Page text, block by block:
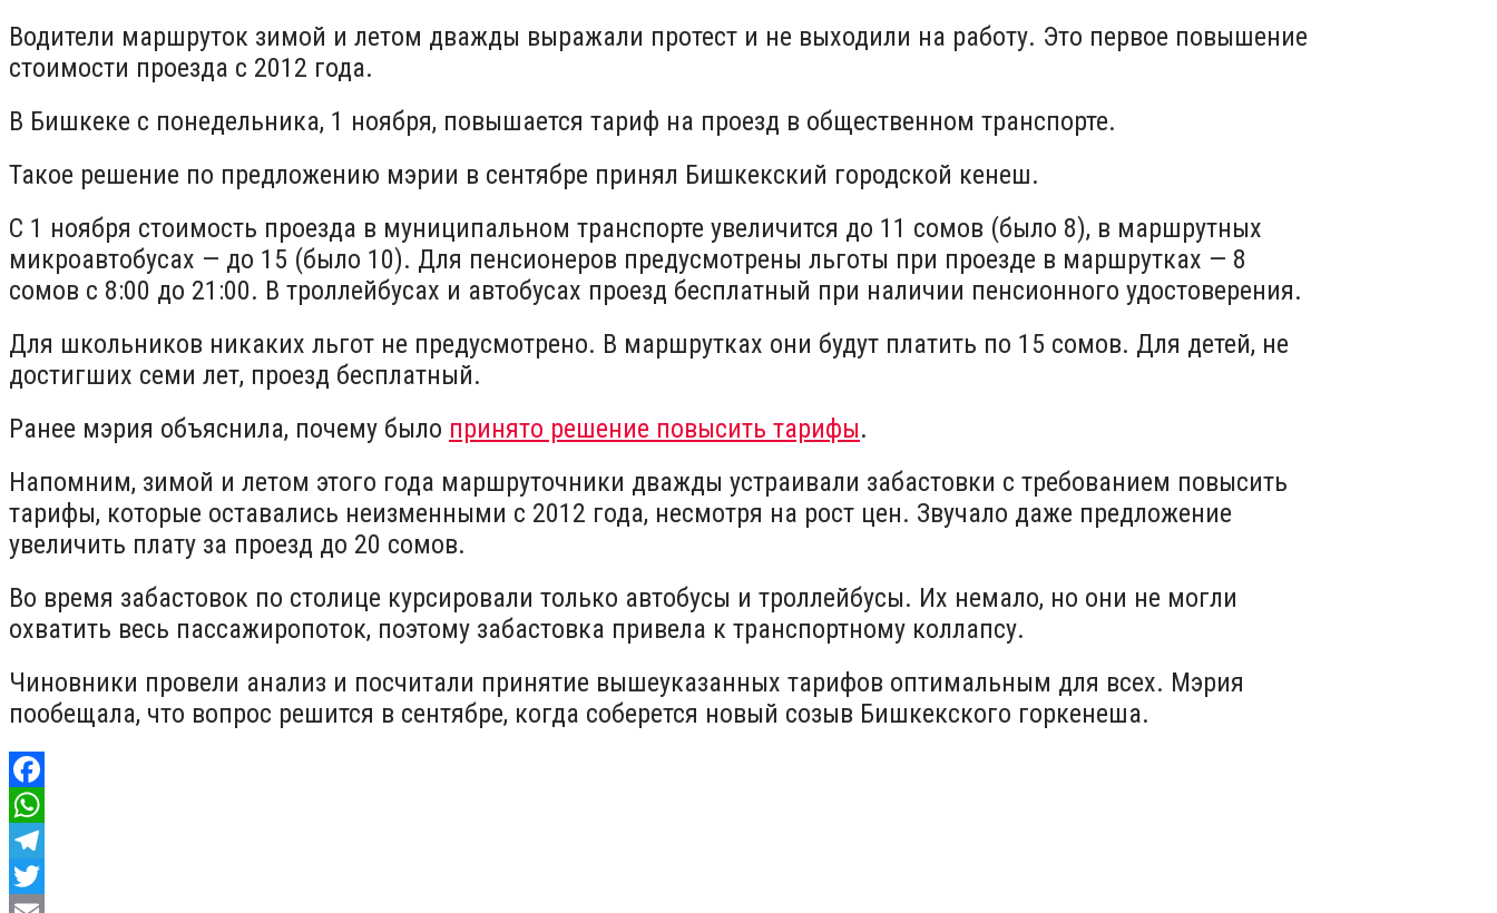
Водители маршруток зимой и летом дважды выражали протест и не выходили на работу. Это первое повышение
стоимости проезда с 2012 года.
В Бишкеке с понедельника, 1 ноября, повышается тариф на проезд в общественном транспорте.
Такое решение по предложению мэрии в сентябре принял Бишкекский городской кенеш.
С 1 ноября стоимость проезда в муниципальном транспорте увеличится до 11 сомов (было 8), в маршрутных
микроавтобусах — до 15 (было 10). Для пенсионеров предусмотрены льготы при проезде в маршрутках — 8
сомов с 8:00 до 21:00. В троллейбусах и автобусах проезд бесплатный при наличии пенсионного удостоверения.
Для школьников никаких льгот не предусмотрено. В маршрутках они будут платить по 15 сомов. Для детей, не
достигших семи лет, проезд бесплатный.
Ранее мэрия объяснила, почему было принято решение повысить тарифы.
Напомним, зимой и летом этого года маршруточники дважды устраивали забастовки с требованием повысить
тарифы, которые оставались неизменными с 2012 года, несмотря на рост цен. Звучало даже предложение
увеличить плату за проезд до 20 сомов.
Во время забастовок по столице курсировали только автобусы и троллейбусы. Их немало, но они не могли
охватить весь пассажиропоток, поэтому забастовка привела к транспортному коллапсу.
Чиновники провели анализ и посчитали принятие вышеуказанных тарифов оптимальным для всех. Мэрия
пообещала, что вопрос решится в сентябре, когда соберется новый созыв Бишкекского горкенеша.
Facebook
WhatsApp
Telegram